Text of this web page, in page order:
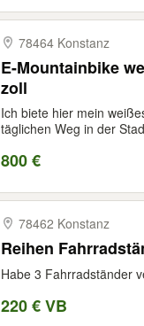
78464 Konstanz
E-Mountainbike
zoll
Ich biete hier mein
täglichen Weg in der
800 €
78462 Konstanz
Reihen
Habe 3 Fahrradständer
220 € VB